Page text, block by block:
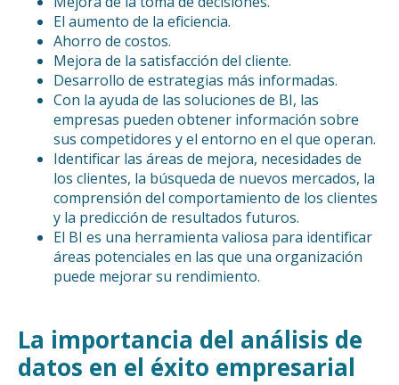
El aumento de la eficiencia.
Ahorro de costos.
Mejora de la satisfacción del cliente.
Desarrollo de estrategias más informadas.
Con la ayuda de las soluciones de BI, las
empresas pueden obtener información sobre
sus competidores y el entorno en el que operan.
Identificar las áreas de mejora, necesidades de
los clientes, la búsqueda de nuevos mercados, la
comprensión del comportamiento de los clientes
y la predicción de resultados futuros.
El BI es una herramienta valiosa para identificar
áreas potenciales en las que una organización
puede mejorar su rendimiento.
La importancia del análisis de
datos en el éxito empresarial